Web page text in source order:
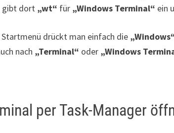
gibt dort „wt“ für „Windows Terminal“ ein
Startmenü drückt man einfach die
nach „Terminal“ oder „Windows
per Task-Manager